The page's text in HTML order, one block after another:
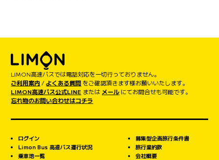
LIMON高速バスでは電話対応を一切行っておりません。
ご利用案内 /よくある質問をご確認頂きます様お願いいたします。
LIMON高速バス公式LINE または メール にてお問合せも可能です。
忘れ物のお問い合わせはコチラ
ログイン
Limon Bus 高速バス運行状況
乗車地一覧
募集型企画旅行条件書
旅行業約款
会社概要